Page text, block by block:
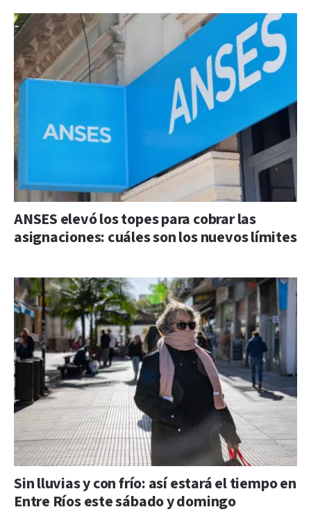
ANSES elevó los topes para cobrar las
asignaciones: cuáles son los nuevos límites
Sin lluvias y con frío: así estará el tiempo en
Entre Ríos este sábado y domingo